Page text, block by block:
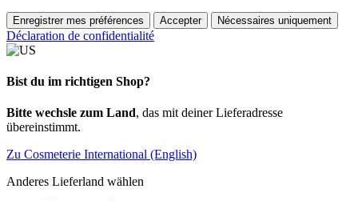
Enregistrer mes préférences Accepter Nécessaires uniquement
Déclaration de confidentialité
Bist du im richtigen Shop?
Bitte wechsle zum Land, das mit deiner Lieferadresse
übereinstimmt.
Zu Cosmeterie International (English)
Anderes Lieferland wählen